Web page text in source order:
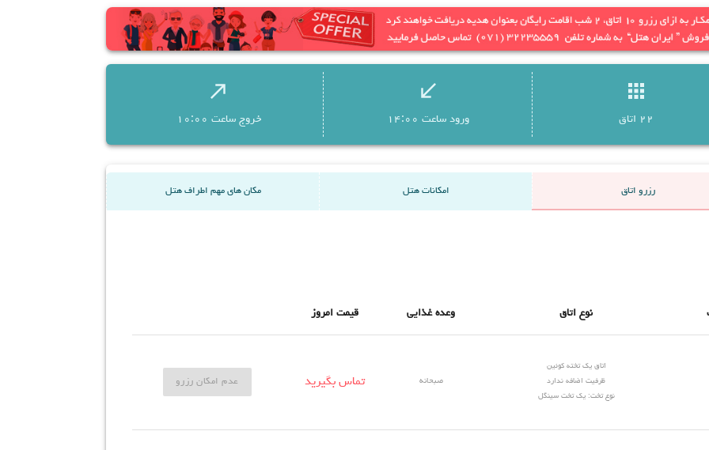
تاریخی و جاذبه های درون آن نظیر مسجد شیخ لطف الله، عمارت عالی قاپو و بازار
قیصریه دیدن فرمایید. عمارت هشت بهشت، کاخ چهلستون، رودخانه ی زاینده
رود، سی و سه پل، پل خواجو و کلیسا وانک از دیگر جاذبه های شهر اصفهان
هستند که با اقامت در هتل قصرمنشی می توانید به آسانی از آنها بازدید کنید.
از امکانات این هتل می توان به اینترنت رایگان، پارکینگ، کافی شاپ، رستوران و
حمام سنتی اشاره کرد. پرسنل و کادر مجرب هتل سنتی قصر منشی به چندین
زبان تسلط کافی دارند و ۲۴ ساعته آماده ی ارائه ی خدمات به گردشگران داخلی
apps
22 اتاق
call_received
ورود ساعت 14:00
call_made
خروج ساعت 10:00
رزرو اتاق امکانات هتل مکان های مهم اطراف هتل
نوع اتاق وعده غذایی قیمت امروز
اتاق یک تخته کوئین
ظرفیت اضافه ندارد
نوع تخت: یک تخت سینگل
صبحانه تماس بگیرید عدم امکان رزرو